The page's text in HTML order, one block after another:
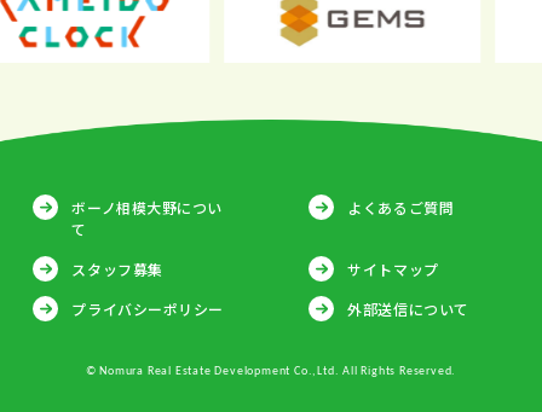
ボーノ相模大野につい
て
よくあるご質問
スタッフ募集
サイトマップ
プライバシーポリシー
外部送信について
© Nomura Real Estate Development Co.,Ltd. All Rights Reserved.